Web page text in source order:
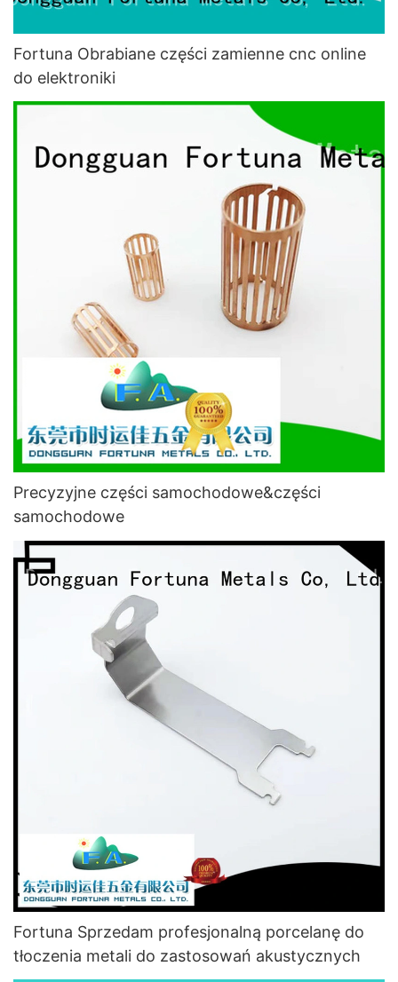
Fortuna Obrabiane części zamienne cnc online
do elektroniki
Precyzyjne części samochodowe&części
samochodowe
Fortuna Sprzedam profesjonalną porcelanę do
tłoczenia metali do zastosowań akustycznych